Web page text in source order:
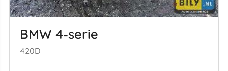
BMW 4‑serie
420D